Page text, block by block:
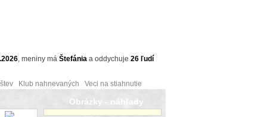
, meniny má Štefánia a oddychuje 26 ľudí
Klub nahnevaných Veci na stiahnutie
Obrázky - náhľady